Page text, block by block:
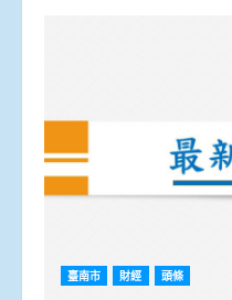
臺南市 財經 頭條